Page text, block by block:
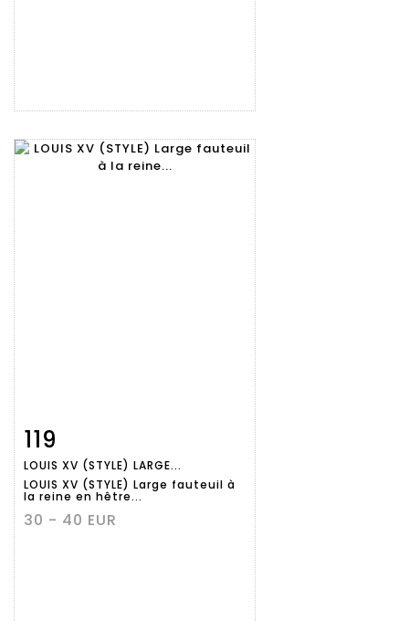
détaillée
119
LOUIS XV (STYLE) LARGE...
LOUIS XV (STYLE) Large fauteuil à
la reine en hêtre...
30 - 40 EUR